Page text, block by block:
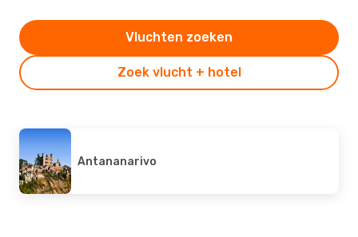
Zoek vlucht + hotel
Vluchten zoeken
Antananarivo